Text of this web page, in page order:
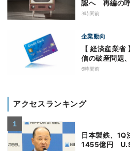
認へ 再編の
3時間前
企業動向
【 経済産業
信の破産問題
6時間前
アクセスランキング
日本製鉄、1Q
1455億円